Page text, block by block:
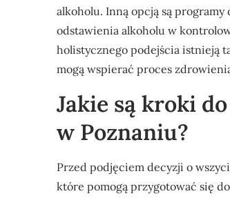
alkoholu. Inną opcją są
odstawienia alkoholu w
holistycznego podejścia istnieją
mogą wspierać proces
Jakie są kroki
w Poznaniu?
Przed podjęciem decyzji o
które pomogą przygotować się